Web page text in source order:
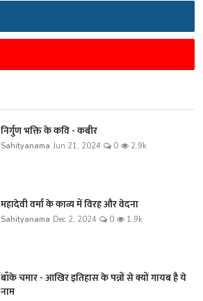
निर्गुण भक्ति के कवि - कबीर
Sahityanama Jun 21, 2024 0 2.9k
महादेवी वर्मा के काव्य में विरह और वेदना
Sahityanama Dec 2, 2024 0 1.9k
बाँके चमार - आखिर इतिहास के पन्नों से क्यों गायब है ये
नाम